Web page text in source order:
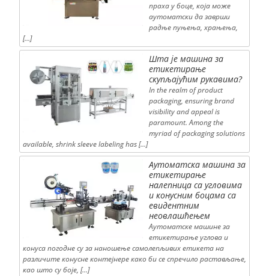
праха у боце, која може
аутоматски да заврши
радње пуњења, храњења,
[…]
Шта је машина за
етикетирање
скупљајућим рукавима?
In the realm of product
packaging, ensuring brand
visibility and appeal is
paramount. Among the
myriad of packaging solutions
available, shrink sleeve labeling has […]
Аутоматска машина за
етикетирање
налепница са угловима
и конусним боцама са
евидентним
неовлашћењем
Аутоматске машине за
етикетирање углова и
конуса погодне су за наношење самолепљивих етикета на
различите конусне контејнере како би се спречило растављање,
као што су боје, […]